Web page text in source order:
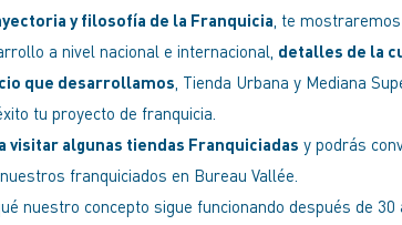
y filosofía de la Franquicia , te
a nivel nacional e internacional, detalles de la
que desarrollamos , Tienda Urbana y Mediana
tu proyecto de franquicia.
visitar algunas tiendas Franquiciadas y podrás
franquiciados en Bureau Vallée.
nuestro concepto sigue funcionando después de 30